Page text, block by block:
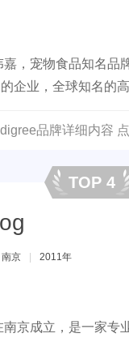
，宠物食品知名
企业，全球知名的
品牌详细内容
TOP 4
南京 2011年
京成立，是一家专